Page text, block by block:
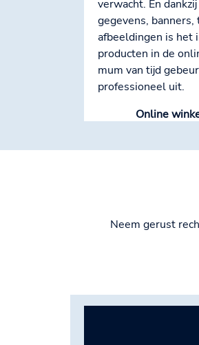
verwacht. En
gegevens, banners,
afbeeldingen is het
producten in de
mum van tijd
professioneel uit.
Online
Neem gerust